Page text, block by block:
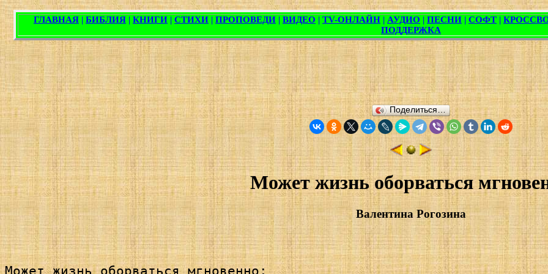
Поделиться…
Может жизнь оборваться
Валентина Рогозина
Может жизнь оборваться мгновенно;